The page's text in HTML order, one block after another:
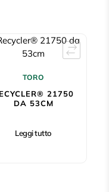
TORO
21750
DA 53CM
Leggi tutto